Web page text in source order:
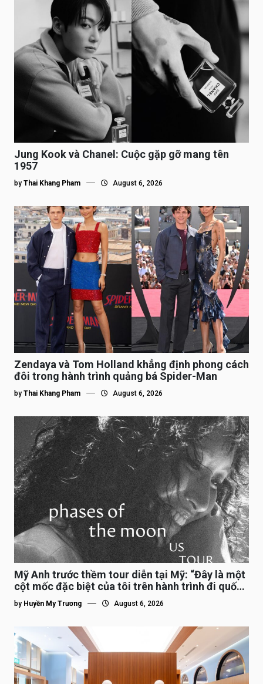
Jung Kook và Chanel: Cuộc gặp gỡ mang tên
1957
by Thai Khang Pham August 6, 2026
Zendaya và Tom Holland khẳng định phong cách
đôi trong hành trình quảng bá Spider-Man
by Thai Khang Pham August 6, 2026
Mỹ Anh trước thềm tour diễn tại Mỹ: “Đây là một
cột mốc đặc biệt của tôi trên hành trình đi quốc
tế”
by Huyền My Trương August 6, 2026